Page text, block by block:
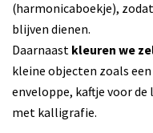
(harmonicaboekje),
blijven dienen.
Daarnaast kleuren we
kleine objecten zoals
enveloppe, kaftje voor
met kalligrafie.